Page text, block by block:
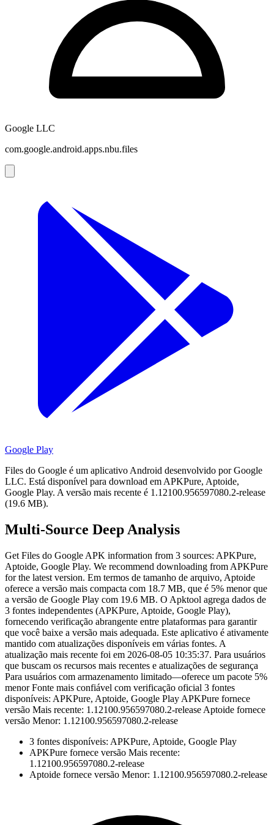
Google LLC
com.google.android.apps.nbu.files
Google Play
Files do Google é um aplicativo Android desenvolvido por Google
LLC. Está disponível para download em APKPure, Aptoide,
Google Play. A versão mais recente é 1.12100.956597080.2-release
(19.6 MB).
Multi-Source Deep Analysis
Get Files do Google APK information from 3 sources: APKPure,
Aptoide, Google Play. We recommend downloading from APKPure
for the latest version. Em termos de tamanho de arquivo, Aptoide
oferece a versão mais compacta com 18.7 MB, que é 5% menor que
a versão de Google Play com 19.6 MB. O Apktool agrega dados de
3 fontes independentes (APKPure, Aptoide, Google Play),
fornecendo verificação abrangente entre plataformas para garantir
que você baixe a versão mais adequada. Este aplicativo é ativamente
mantido com atualizações disponíveis em várias fontes. A
atualização mais recente foi em 2026-08-05 10:35:37. Para usuários
que buscam os recursos mais recentes e atualizações de segurança
Para usuários com armazenamento limitado—oferece um pacote 5%
menor Fonte mais confiável com verificação oficial 3 fontes
disponíveis: APKPure, Aptoide, Google Play APKPure fornece
versão Mais recente: 1.12100.956597080.2-release Aptoide fornece
versão Menor: 1.12100.956597080.2-release
3 fontes disponíveis: APKPure, Aptoide, Google Play
APKPure fornece versão Mais recente:
1.12100.956597080.2-release
Aptoide fornece versão Menor: 1.12100.956597080.2-release